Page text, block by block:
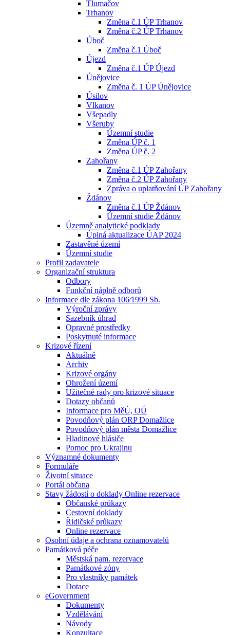
Tlumačov
Trhanov
Změna č.1 ÚP Trhanov
Změna č.2 ÚP Trhanov
Úboč
Změna č.1 Úboč
Újezd
Změna č.1 ÚP Újezd
Únějovice
Změna č. 1 ÚP Únějovice
Úsilov
Vlkanov
Všepadly
Všeruby
Územní studie
Změna ÚP č. 1
Změna ÚP č. 2
Zahořany
Změna č.1 ÚP Zahořany
Změna č.2 ÚP Zahořany
Zpráva o uplatňování ÚP Zahořany
Ždánov
Změna č.1 ÚP Ždánov
Územní studie Ždánov
Územně analytické podklady
Úplná aktualizace ÚAP 2024
Zastavěné území
Územní studie
Profil zadavatele
Organizační struktura
Odbory
Funkční náplně odborů
Informace dle zákona 106⁄1999 Sb.
Výroční zprávy
Sazebník úhrad
Opravné prostředky
Poskytnuté informace
Krizové řízení
Aktuálně
Archiv
Krizové orgány
Ohrožení území
Užitečné rady pro krizové situace
Dotazy občanů
Informace pro MěÚ, OÚ
Povodňový plán ORP Domažlice
Povodňový plán města Domažlice
Hladinové hlásiče
Pomoc pro Ukrajinu
Významné dokumenty
Formuláře
Životní situace
Portál občana
Stavy žádostí o doklady Online rezervace
Občanské průkazy
Cestovní doklady
Řidičské průkazy
Online rezervace
Osobní údaje a ochrana oznamovatelů
Památková péče
Městská pam. rezervace
Památkové zóny
Pro vlastníky památek
Dotace
eGovernment
Dokumenty
Vzdělávání
Návody
Konzultace